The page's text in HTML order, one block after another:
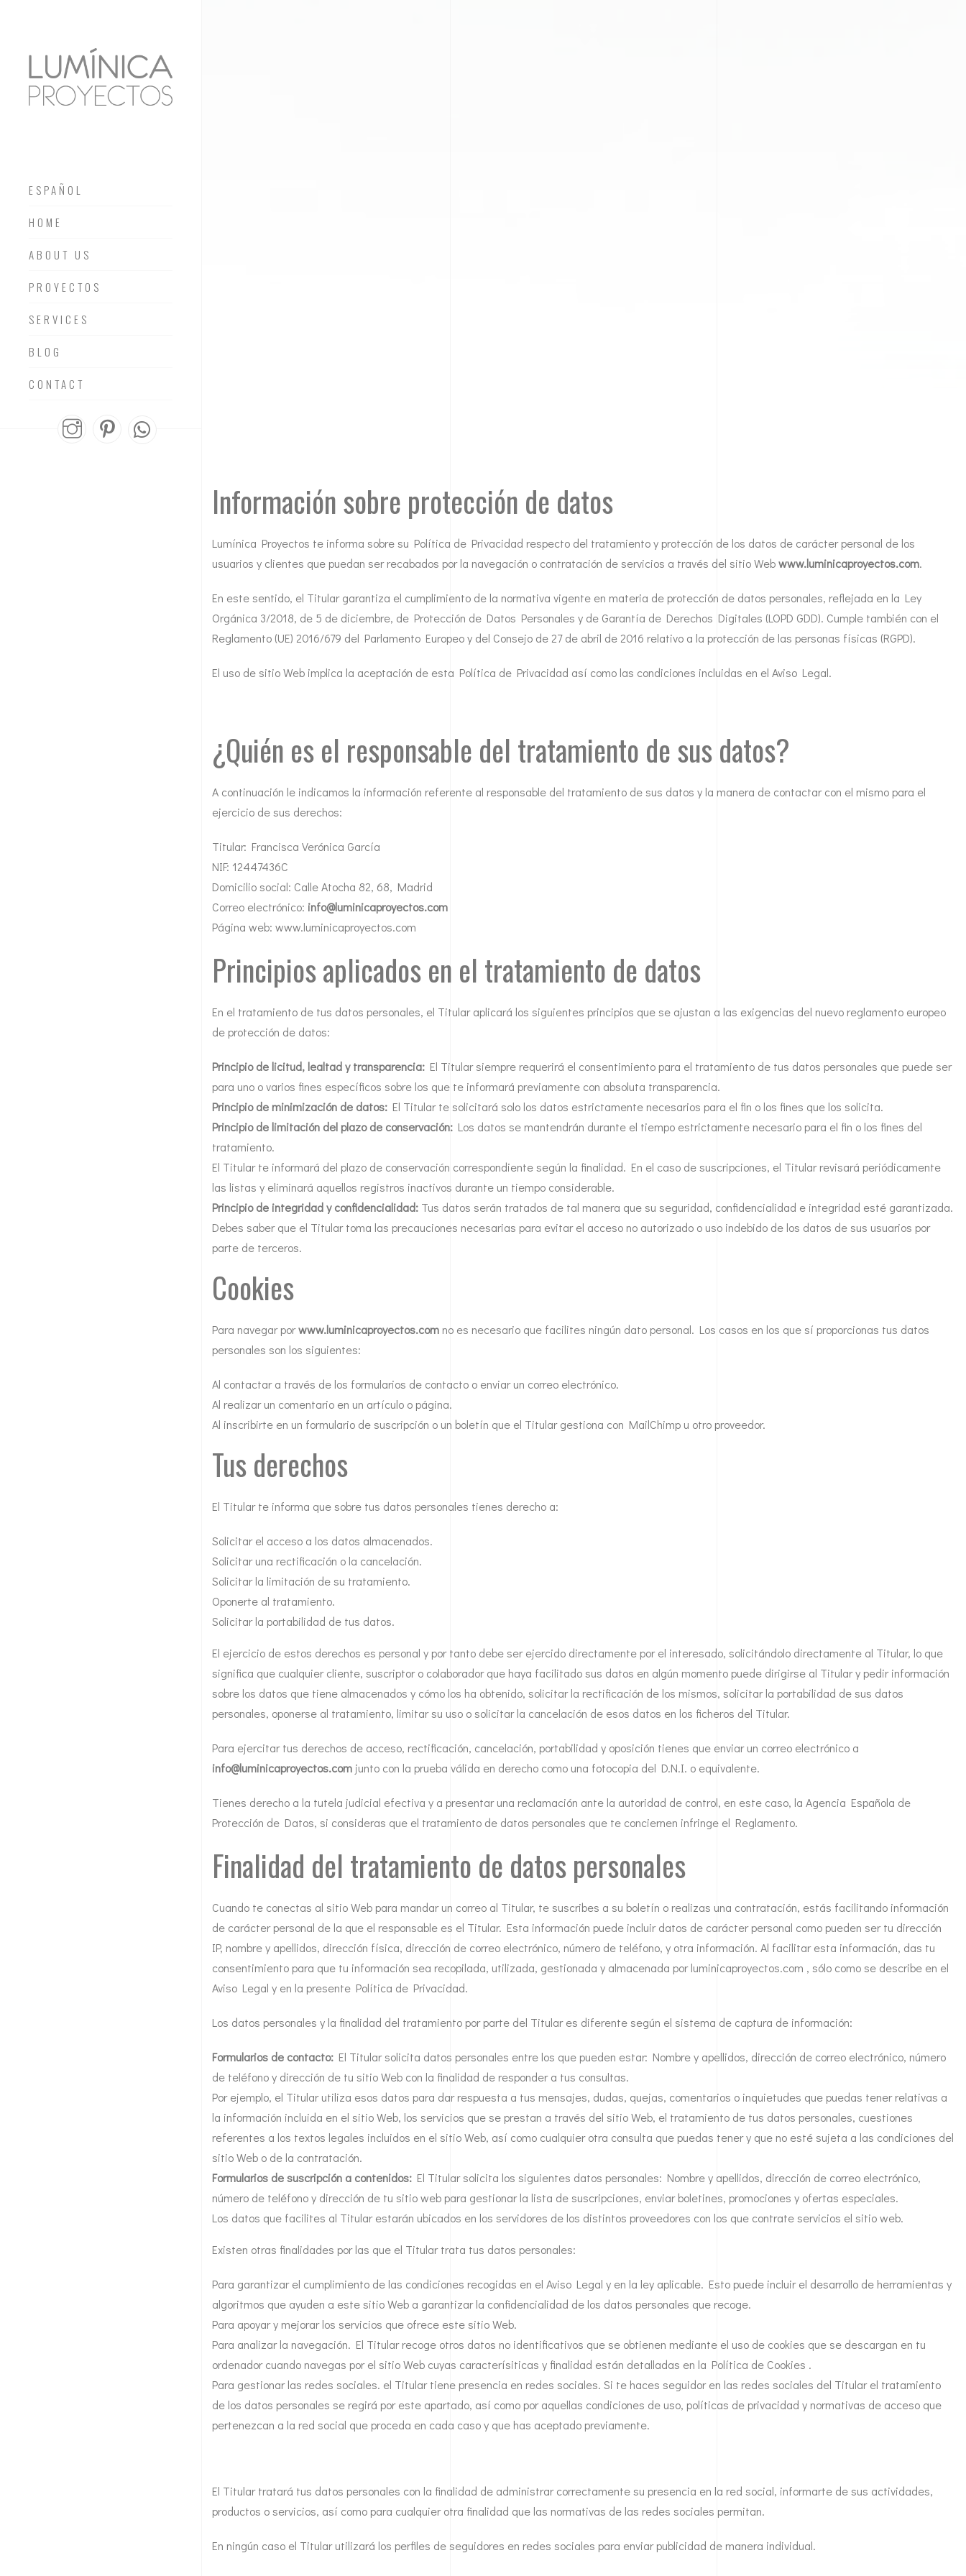
ESPAÑOL
HOME
ABOUT US
PROYECTOS
SERVICES
BLOG
CONTACT
Información sobre protección de datos
Lumínica Proyectos te informa sobre su Política de Privacidad respecto del tratamiento y protección de los datos de carácter personal de los
usuarios y clientes que puedan ser recabados por la navegación o contratación de servicios a través del sitio Webwww.luminicaproyectos.com.
En este sentido, el Titular garantiza el cumplimiento de la normativa vigente en materia de protección de datos personales, reflejada en la Ley
Orgánica 3/2018, de 5 de diciembre, de Protección de Datos Personales y de Garantía de Derechos Digitales (LOPD GDD). Cumple también con el
Reglamento (UE) 2016/679 del Parlamento Europeo y del Consejo de 27 de abril de 2016 relativo a la protección de las personas físicas (RGPD).
El uso de sitio Web implica la aceptación de esta Política de Privacidad así como las condiciones incluidas en el Aviso Legal.
¿Quién es el responsable del tratamiento de sus datos?
A continuación le indicamos la información referente al responsable del tratamiento de sus datos y la manera de contactar con el mismo para el
ejercicio de sus derechos:
Titular: Francisca Verónica García
NIF: 12447436C
Domicilio social: Calle Atocha 82, 68, Madrid
Correo electrónico: info@luminicaproyectos.com
Página web: www.luminicaproyectos.com
Principios aplicados en el tratamiento de datos
En el tratamiento de tus datos personales, el Titular aplicará los siguientes principios que se ajustan a las exigencias del nuevo reglamento europeo
de protección de datos:
Principio de licitud, lealtad y transparencia:El Titular siempre requerirá el consentimiento para el tratamiento de tus datos personales que puede ser
para uno o varios fines específicos sobre los que te informará previamente con absoluta transparencia.
Principio de minimización de datos:El Titular te solicitará solo los datos estrictamente necesarios para el fin o los fines que los solicita.
Principio de limitación del plazo de conservación:Los datos se mantendrán durante el tiempo estrictamente necesario para el fin o los fines del
tratamiento.
El Titular te informará del plazo de conservación correspondiente según la finalidad. En el caso de suscripciones, el Titular revisará periódicamente
las listas y eliminará aquellos registros inactivos durante un tiempo considerable.
Principio de integridad y confidencialidad:Tus datos serán tratados de tal manera que su seguridad, confidencialidad e integridad esté garantizada.
Debes saber que el Titular toma las precauciones necesarias para evitar el acceso no autorizado o uso indebido de los datos de sus usuarios por
parte de terceros.
Cookies
Para navegar porwww.luminicaproyectos.comno es necesario que facilites ningún dato personal. Los casos en los que sí proporcionas tus datos
personales son los siguientes:
Al contactar a través de los formularios de contacto o enviar un correo electrónico.
Al realizar un comentario en un artículo o página.
Al inscribirte en un formulario de suscripción o un boletín que el Titular gestiona con MailChimp u otro proveedor.
Tus derechos
El Titular te informa que sobre tus datos personales tienes derecho a:
Solicitar el acceso a los datos almacenados.
Solicitar una rectificación o la cancelación.
Solicitar la limitación de su tratamiento.
Oponerte al tratamiento.
Solicitar la portabilidad de tus datos.
El ejercicio de estos derechos es personal y por tanto debe ser ejercido directamente por el interesado, solicitándolo directamente al Titular, lo que
significa que cualquier cliente, suscriptor o colaborador que haya facilitado sus datos en algún momento puede dirigirse al Titular y pedir información
sobre los datos que tiene almacenados y cómo los ha obtenido, solicitar la rectificación de los mismos, solicitar la portabilidad de sus datos
personales, oponerse al tratamiento, limitar su uso o solicitar la cancelación de esos datos en los ficheros del Titular.
Para ejercitar tus derechos de acceso, rectificación, cancelación, portabilidad y oposición tienes que enviar un correo electrónico a
info@luminicaproyectos.comjunto con la prueba válida en derecho como una fotocopia del D.N.I. o equivalente.
Tienes derecho a la tutela judicial efectiva y a presentar una reclamación ante la autoridad de control, en este caso, la Agencia Española de
Protección de Datos, si consideras que el tratamiento de datos personales que te conciernen infringe el Reglamento.
Finalidad del tratamiento de datos personales
Cuando te conectas al sitio Web para mandar un correo al Titular, te suscribes a su boletín o realizas una contratación, estás facilitando información
de carácter personal de la que el responsable es el Titular. Esta información puede incluir datos de carácter personal como pueden ser tu dirección
IP, nombre y apellidos, dirección física, dirección de correo electrónico, número de teléfono, y otra información. Al facilitar esta información, das tu
consentimiento para que tu información sea recopilada, utilizada, gestionada y almacenada por luminicaproyectos.com , sólo como se describe en el
Aviso Legal y en la presente Política de Privacidad.
Los datos personales y la finalidad del tratamiento por parte del Titular es diferente según el sistema de captura de información:
Formularios de contacto:El Titular solicita datos personales entre los que pueden estar: Nombre y apellidos, dirección de correo electrónico, número
de teléfono y dirección de tu sitio Web con la finalidad de responder a tus consultas.
Por ejemplo, el Titular utiliza esos datos para dar respuesta a tus mensajes, dudas, quejas, comentarios o inquietudes que puedas tener relativas a
la información incluida en el sitio Web, los servicios que se prestan a través del sitio Web, el tratamiento de tus datos personales, cuestiones
referentes a los textos legales incluidos en el sitio Web, así como cualquier otra consulta que puedas tener y que no esté sujeta a las condiciones del
sitio Web o de la contratación.
Formularios de suscripción a contenidos:El Titular solicita los siguientes datos personales: Nombre y apellidos, dirección de correo electrónico,
número de teléfono y dirección de tu sitio web para gestionar la lista de suscripciones, enviar boletines, promociones y ofertas especiales.
Los datos que facilites al Titular estarán ubicados en los servidores de los distintos proveedores con los que contrate servicios el sitio web.
Existen otras finalidades por las que el Titular trata tus datos personales:
Para garantizar el cumplimiento de las condiciones recogidas en el Aviso Legal y en la ley aplicable. Esto puede incluir el desarrollo de herramientas y
algoritmos que ayuden a este sitio Web a garantizar la confidencialidad de los datos personales que recoge.
Para apoyar y mejorar los servicios que ofrece este sitio Web.
Para analizar la navegación. El Titular recoge otros datos no identificativos que se obtienen mediante el uso de cookies que se descargan en tu
ordenador cuando navegas por el sitio Web cuyas caracterísiticas y finalidad están detalladas en la Política de Cookies .
Para gestionar las redes sociales. el Titular tiene presencia en redes sociales. Si te haces seguidor en las redes sociales del Titular el tratamiento
de los datos personales se regirá por este apartado, así como por aquellas condiciones de uso, políticas de privacidad y normativas de acceso que
pertenezcan a la red social que proceda en cada caso y que has aceptado previamente.
El Titular tratará tus datos personales con la finalidad de administrar correctamente su presencia en la red social, informarte de sus actividades,
productos o servicios, así como para cualquier otra finalidad que las normativas de las redes sociales permitan.
En ningún caso el Titular utilizará los perfiles de seguidores en redes sociales para enviar publicidad de manera individual.